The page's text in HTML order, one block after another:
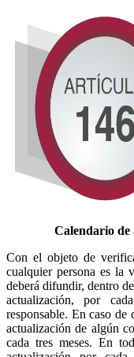
Calendario de
Con el objeto de
cualquier persona es la
deberá difundir, dentro
actualización, por
responsable. En caso
actualización de algún
cada tres meses. En